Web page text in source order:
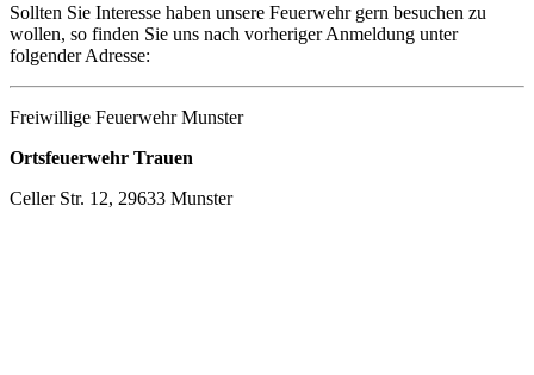
Sollten Sie Interesse haben unsere Feuerwehr gern besuchen zu
wollen, so finden Sie uns nach vorheriger Anmeldung unter
folgender Adresse:
Freiwillige Feuerwehr Munster
Ortsfeuerwehr Trauen
Celler Str. 12, 29633 Munster